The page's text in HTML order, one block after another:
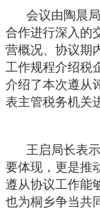
会议由陶晨局
合作进行深入的
营概况、协议期
工作规程介绍税
介绍了本次遵从
表主管税务机关
王启局长表示
要体现，更是推
遵从协议工作能
也为桐乡争当共